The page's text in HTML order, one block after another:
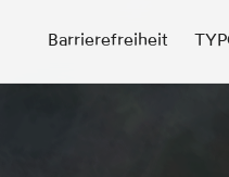
Barrierefreiheit